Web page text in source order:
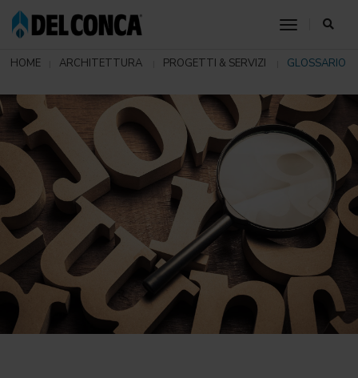
toggle
HOME ARCHITETTURA PROGETTI & SERVIZI GLOSSARIO